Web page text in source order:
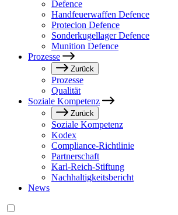
Defence
Handfeuerwaffen Defence
Protecion Defence
Sonderkugellager Defence
Munition Defence
Prozesse
Zurück
Prozesse
Qualität
Soziale Kompetenz
Zurück
Soziale Kompetenz
Kodex
Compliance-Richtlinie
Partnerschaft
Karl-Reich-Stiftung
Nachhaltigkeitsbericht
News